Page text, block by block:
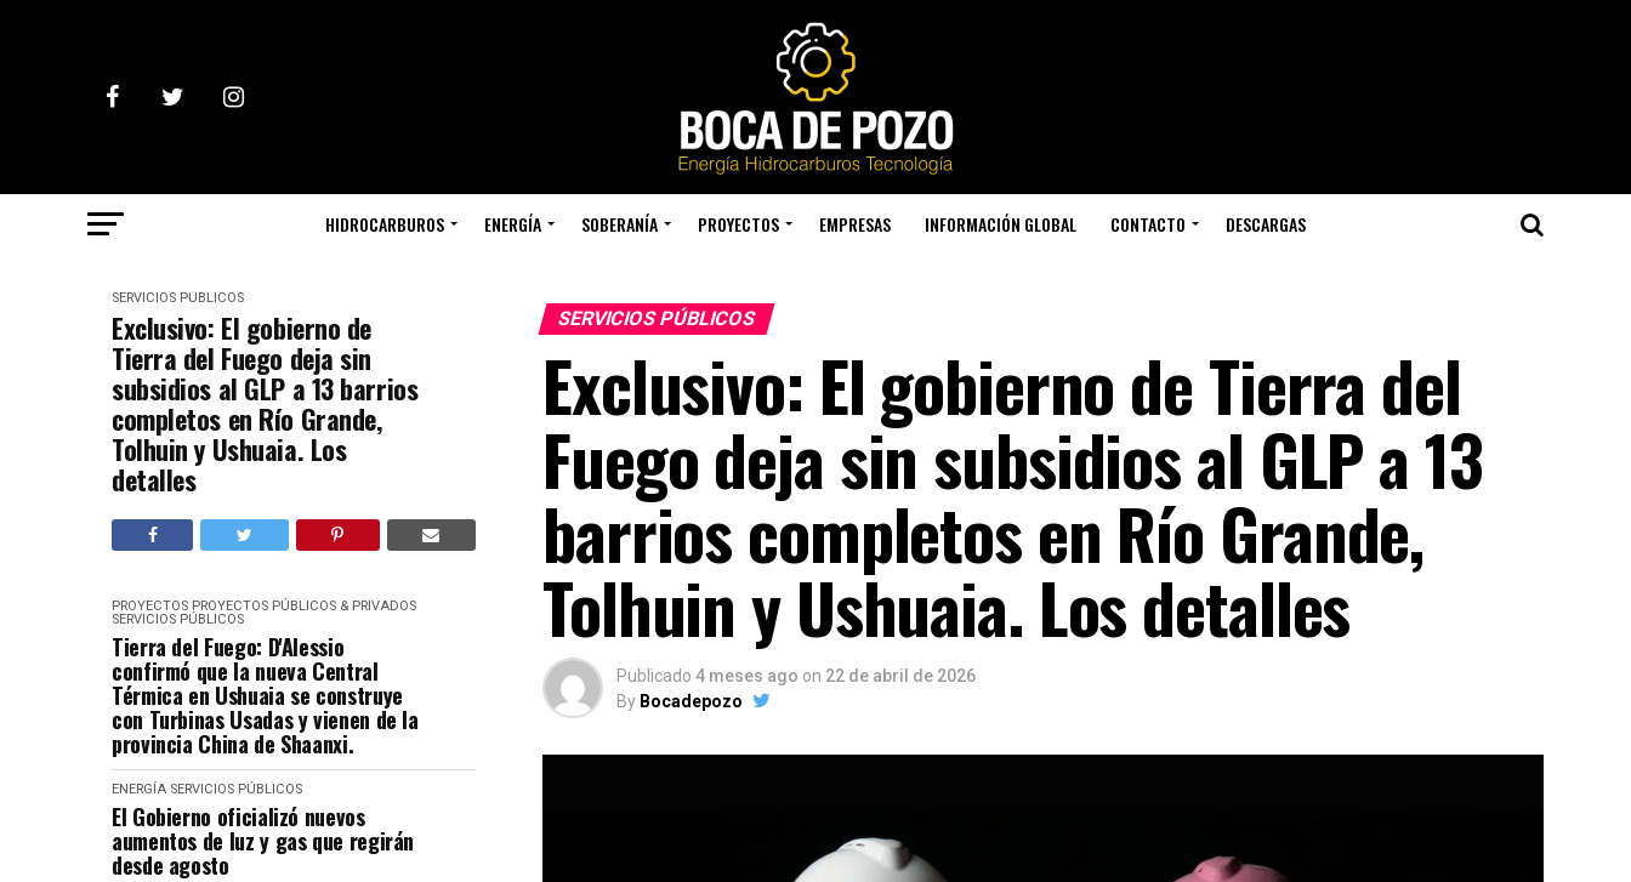
HIDROCARBUROS ENERGÍA SOBERANÍA PROYECTOS EMPRESAS INFORMACIÓN GLOBAL CONTACTO DESCARGAS
SERVICIOS PÚBLICOS
Exclusivo: El gobierno de
Tierra del Fuego deja sin
subsidios al GLP a 13 barrios
completos en Río Grande,
Tolhuin y Ushuaia. Los
detalles
PROYECTOS PROYECTOS PÚBLICOS & PRIVADOS
SERVICIOS PÚBLICOS
Tierra del Fuego: D'Alessio
confirmó que la nueva Central
Térmica en Ushuaia se construye
con Turbinas Usadas y vienen de la
provincia China de Shaanxi.
ENERGÍA SERVICIOS PÚBLICOS
El Gobierno oficializó nuevos
aumentos de luz y gas que regirán
desde agosto
SERVICIOS PÚBLICOS
Exclusivo: El gobierno de Tierra del
Fuego deja sin subsidios al GLP a 13
barrios completos en Río Grande,
Tolhuin y Ushuaia. Los detalles
Publicado 4 meses ago on 22 de abril de 2026
By Bocadepozo